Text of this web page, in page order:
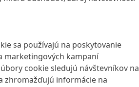
sa používajú na poskytovanie
marketingových kampaní
cookie sledujú návštevníkov na
zhromažďujú informácie na